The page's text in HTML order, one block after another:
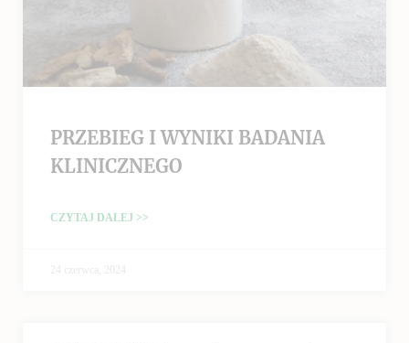
PRZEBIEG I WYNIKI BADANIA
KLINICZNEGO
CZYTAJ DALEJ >>
24 czerwca, 2024